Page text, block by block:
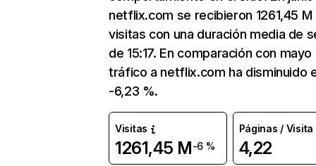
netflix.com se recibieron 1261,45 M
visitas con una duración media de
de 15:17. En comparación con mayo
tráfico a netflix.com ha disminuido
-6,23 %.
Visitas
1261,45 M-6 %
Páginas / Visita
4,22